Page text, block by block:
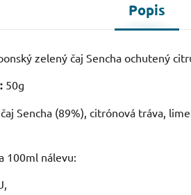
Popis
zelený čaj Sencha ochutený
50g
Sencha (89%), citrónová tráva,
100ml nálevu: